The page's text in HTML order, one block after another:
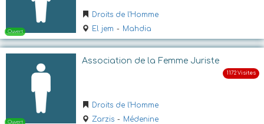
Ouvert
Droits de l'Homme
El jem - Mahdia
Association de la Femme Juriste
Droits de l'Homme
Zarzis - Médenine